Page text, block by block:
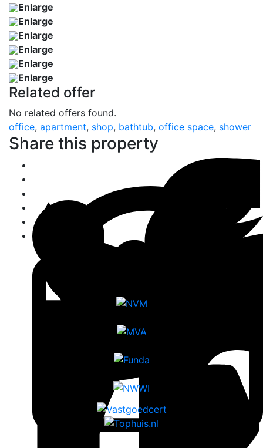
Enlarge
Enlarge
Enlarge
Enlarge
Enlarge
Enlarge
Related offer
No related offers found.
office, apartment, shop, bathtub, office space, shower
Share this property